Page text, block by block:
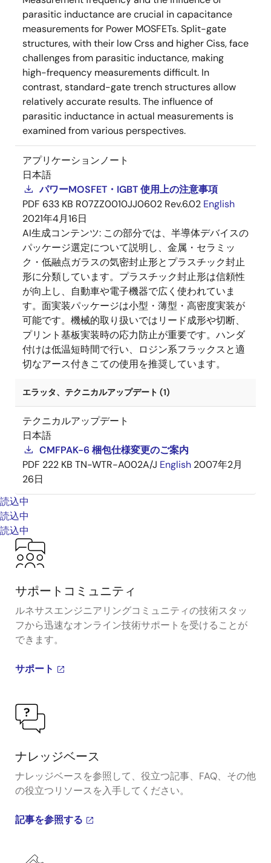
parasitic inductance are crucial in capacitance
measurements for Power MOSFETs. Split-gate
structures, with their low Crss and higher Ciss, face
challenges from parasitic inductance, making
high-frequency measurements difficult. In
contrast, standard-gate trench structures allow
relatively accurate results. The influence of
parasitic inductance in actual measurements is
examined from various perspectives.
アプリケーションノート
日本語
パワーMOSFET・IGBT 使用上の注意事項
PDF 633 KB R07ZZ0010JJ0602 Rev.6.02 English
2021年4月16日
AI生成コンテンツ: この部分では、半導体デバイスの
パッケージ選定について説明し、金属・セラミッ
ク・低融点ガラスの気密封止形とプラスチック封止
形に分類しています。プラスチック封止形は信頼性
が向上し、自動車や電子機器で広く使われていま
す。面実装パッケージは小型・薄型・高密度実装が
可能です。機械的取り扱いではリード成形や切断、
プリント基板実装時の応力防止が重要です。ハンダ
付けは低温短時間で行い、ロジン系フラックスと適
切なアース付きこての使用を推奨しています。
エラッタ、テクニカルアップデート (1)
テクニカルアップデート
日本語
CMFPAK-6 梱包仕様変更のご案内
PDF 222 KB TN-WTR-A002A/J English 2007年2月
26日
読込中
読込中
読込中
サポートコミュニティ
ルネサスエンジニアリングコミュニティの技術スタッ
フから迅速なオンライン技術サポートを受けることが
できます。
サポート
ナレッジベース
ナレッジベースを参照して、役立つ記事、FAQ、その他
の役立つリソースを入手してください。
記事を参照する